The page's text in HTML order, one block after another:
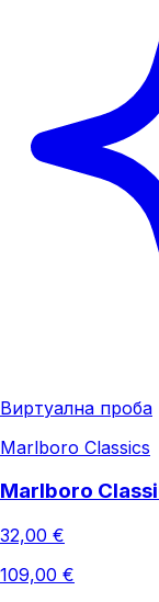
Виртуална проба
Marlboro Classics
Marlboro
32,00 €
109,00 €